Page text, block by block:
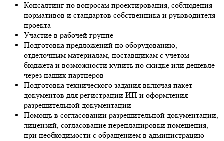
Консалтинг по вопросам проектирования, соблюдения
нормативов и стандартов собственника и руководителя
проекта
Участие в рабочей группе
Подготовка предложений по оборудованию,
отделочным материалам, поставщикам с учетом
бюджета и возможности купить по скидке или дешевле
через наших партнеров
Подготовка технического задания включая пакет
документов для регистрации ИП и оформления
разрешительной документации
Помощь в согласовании разрешительной документации,
лицензий, согласование перепланировки помещения,
при необходимости с обращением в администрацию